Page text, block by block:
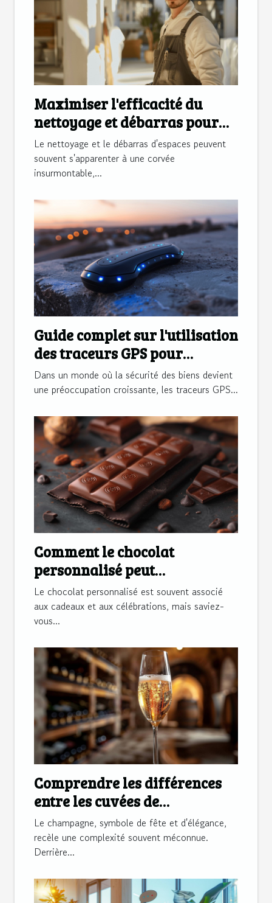
Maximiser l'efficacité du
nettoyage et débarras pour
espaces divers
Le nettoyage et le débarras d'espaces peuvent
souvent s'apparenter à une corvée
insurmontable,...
Guide complet sur l'utilisation
des traceurs GPS pour
sécuriser vos biens
Dans un monde où la sécurité des biens devient
une préoccupation croissante, les traceurs GPS...
Comment le chocolat
personnalisé peut
transformer la
communication d'entreprise
Le chocolat personnalisé est souvent associé
aux cadeaux et aux célébrations, mais saviez-
vous...
Comprendre les différences
entre les cuvées de
champagne
Le champagne, symbole de fête et d'élégance,
recèle une complexité souvent méconnue.
Derrière...